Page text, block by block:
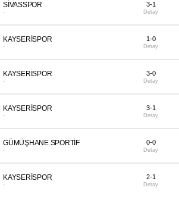
SİVASSPOR
-
3-1
Detay
KAYSERİSPOR
-
1-0
Detay
KAYSERİSPOR
-
3-0
Detay
KAYSERİSPOR
-
3-1
Detay
GÜMÜŞHANE SPORTİF
-
0-0
Detay
KAYSERİSPOR
-
2-1
Detay